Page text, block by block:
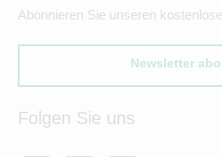
Abonnieren Sie unseren
Newsletter
Folgen Sie uns